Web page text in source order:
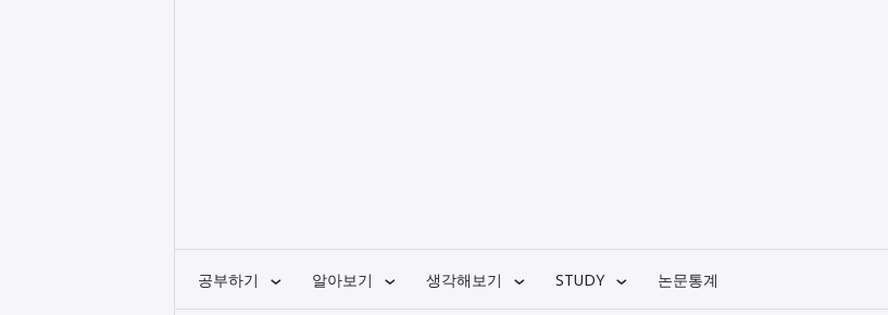
공부하기 알아보기 생각해보기 STUDY 논문통계